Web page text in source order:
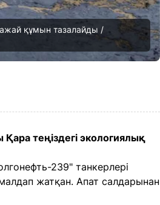
құмын тазалайды /
Қара теңіздегі экологиялық
239" танкерлері
жатқан. Апат салдарынан